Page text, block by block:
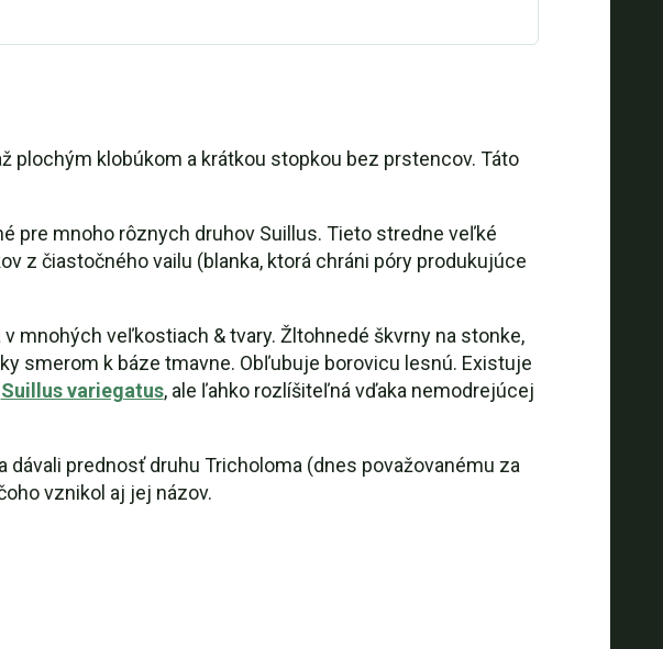
plochým klobúkom a krátkou stopkou bez prstencov. Táto
pre mnoho rôznych druhov Suillus. Tieto stredne veľké
z čiastočného vailu (blanka, ktorá chráni póry produkujúce
mnohých veľkostiach & tvary. Žltohnedé škvrny na stonke,
smerom k báze tmavne. Obľubuje borovicu lesnú. Existuje
Suillus variegatus, ale ľahko rozlíšiteľná vďaka nemodrejúcej
prednosť druhu Tricholoma (dnes považovanému za
vznikol aj jej názov.